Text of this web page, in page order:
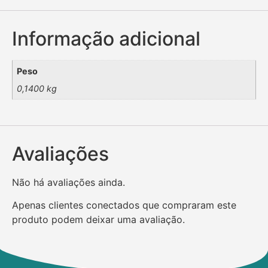
Informação adicional
Peso
0,1400 kg
Avaliações
Não há avaliações ainda.
Apenas clientes conectados que compraram este
produto podem deixar uma avaliação.